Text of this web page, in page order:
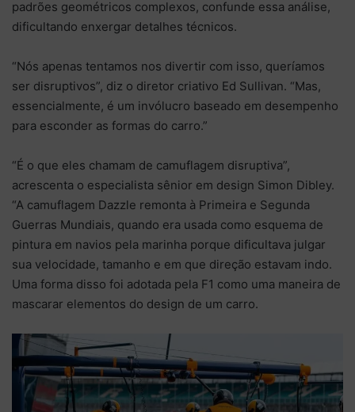
padrões geométricos complexos, confunde essa análise,
dificultando enxergar detalhes técnicos.
“Nós apenas tentamos nos divertir com isso, queríamos
ser disruptivos”, diz o diretor criativo Ed Sullivan. “Mas,
essencialmente, é um invólucro baseado em desempenho
para esconder as formas do carro.”
“É o que eles chamam de camuflagem disruptiva”,
acrescenta o especialista sênior em design Simon Dibley.
“A camuflagem Dazzle remonta à Primeira e Segunda
Guerras Mundiais, quando era usada como esquema de
pintura em navios pela marinha porque dificultava julgar
sua velocidade, tamanho e em que direção estavam indo.
Uma forma disso foi adotada pela F1 como uma maneira de
mascarar elementos do design de um carro.